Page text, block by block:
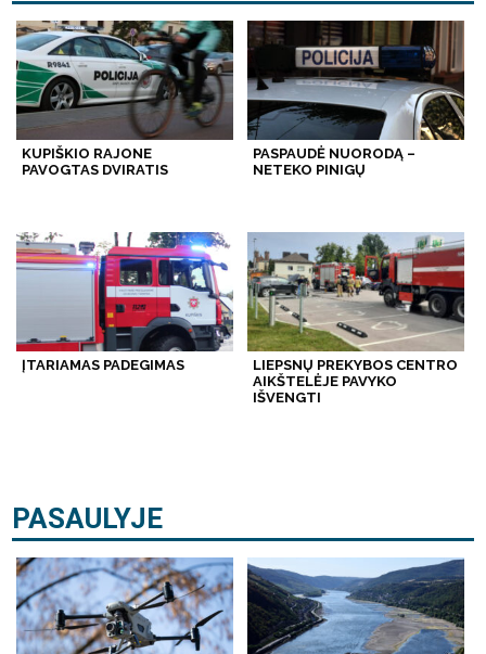
KUPIŠKIO RAJONE
PAVOGTAS DVIRATIS
PASPAUDĖ NUORODĄ –
NETEKO PINIGŲ
ĮTARIAMAS PADEGIMAS
LIEPSNŲ PREKYBOS CENTRO
AIKŠTELĖJE PAVYKO
IŠVENGTI
PASAULYJE